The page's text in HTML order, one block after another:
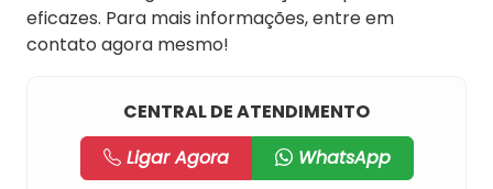
eficazes. Para mais informações, entre em
contato agora mesmo!
CENTRAL DE ATENDIMENTO
Ligar Agora
WhatsApp